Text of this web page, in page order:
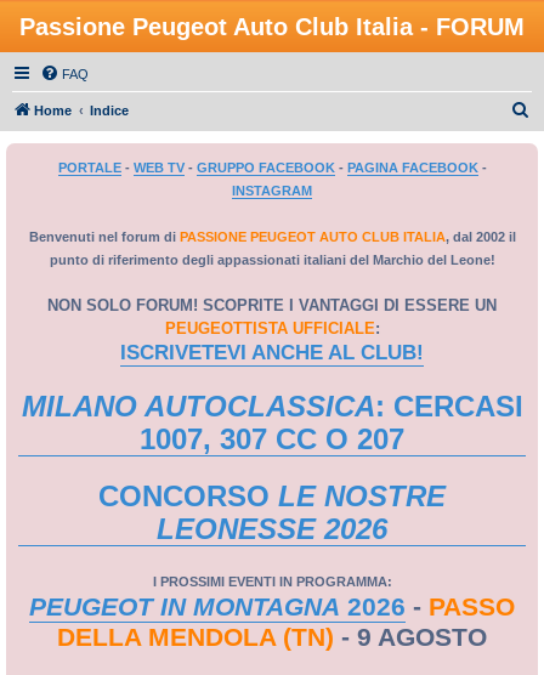
Passione Peugeot Auto Club Italia - FORUM
FAQ
Home Indice
PORTALE- WEB TV- GRUPPO FACEBOOK- PAGINA FACEBOOK-
INSTAGRAM
Benvenuti nel forum di PASSIONE PEUGEOT AUTO CLUB ITALIA, dal 2002 il
punto di riferimento degli appassionati italiani del Marchio del Leone!
NON SOLO FORUM! SCOPRITE I VANTAGGI DI ESSERE UN
PEUGEOTTISTA UFFICIALE:
ISCRIVETEVI ANCHE AL CLUB!
MILANO AUTOCLASSICA: CERCASI
1007, 307 CC O 207
CONCORSO LE NOSTRE
LEONESSE 2026
I PROSSIMI EVENTI IN PROGRAMMA:
PEUGEOT IN MONTAGNA 2026 - PASSO
DELLA MENDOLA (TN) - 9 AGOSTO